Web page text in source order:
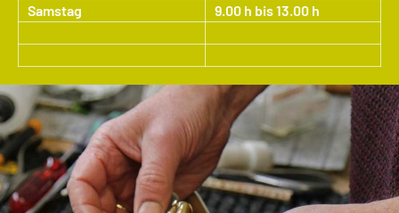
Samstag
9.00 h bis 13.00 h